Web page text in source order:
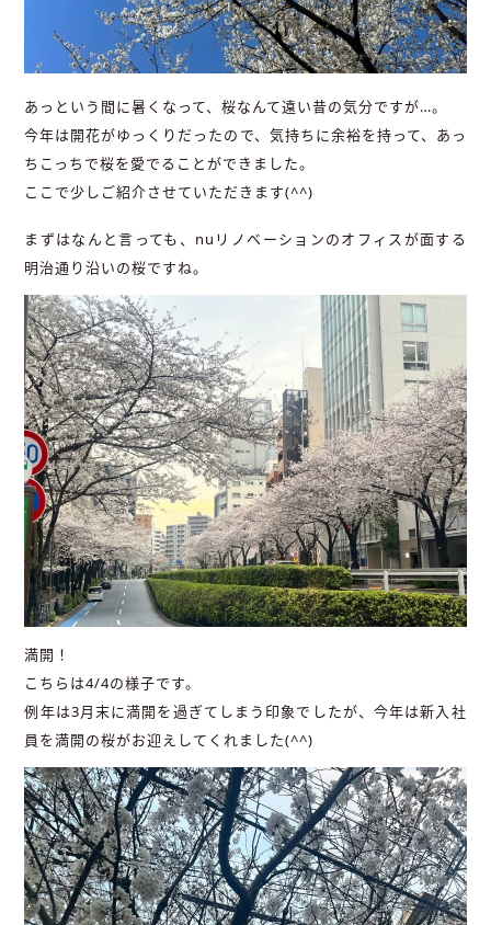
あっという間に暑くなって、桜なんて遠い昔の気分ですが…。
今年は開花がゆっくりだったので、気持ちに余裕を持って、あっ
ちこっちで桜を愛でることができました。
ここで少しご紹介させていただきます(^^)
まずはなんと言っても、nuリノベーションのオフィスが面する
明治通り沿いの桜ですね。
満開！
こちらは4/4の様子です。
例年は3月末に満開を過ぎてしまう印象でしたが、今年は新入社
員を満開の桜がお迎えしてくれました(^^)